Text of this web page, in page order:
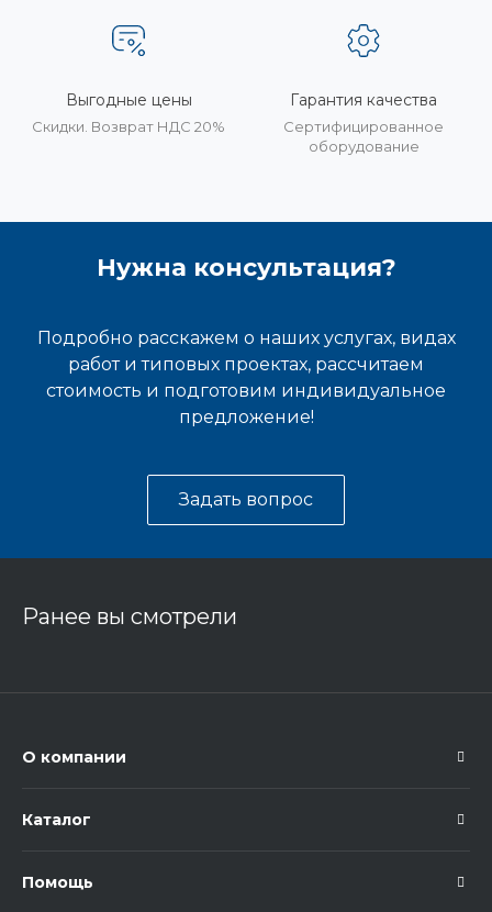
Выгодные цены
Скидки. Возврат НДС 20%
Гарантия качества
Сертифицированное
оборудование
Нужна консультация?
Подробно расскажем о наших услугах, видах
работ и типовых проектах, рассчитаем
стоимость и подготовим индивидуальное
предложение!
Задать вопрос
Ранее вы смотрели
О компании
Каталог
Помощь